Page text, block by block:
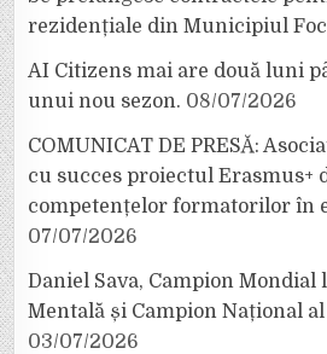
rezidențiale din Municipiul
AI Citizens mai are două luni
unui nou sezon. 08/07/2026
COMUNICAT DE PRESĂ:
cu succes proiectul Erasmus+
competențelor formatorilor în
07/07/2026
Daniel Sava, Campion
Mentală și Campion Național
03/07/2026